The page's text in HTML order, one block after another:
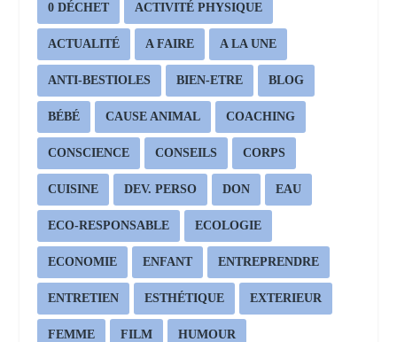
0 DÉCHET ACTIVITÉ PHYSIQUE
ACTUALITÉ A FAIRE A LA UNE
ANTI-BESTIOLES BIEN-ETRE BLOG
BÉBÉ CAUSE ANIMAL COACHING
CONSCIENCE CONSEILS CORPS
CUISINE DEV. PERSO DON EAU
ECO-RESPONSABLE ECOLOGIE
ECONOMIE ENFANT ENTREPRENDRE
ENTRETIEN ESTHÉTIQUE EXTERIEUR
FEMME FILM HUMOUR